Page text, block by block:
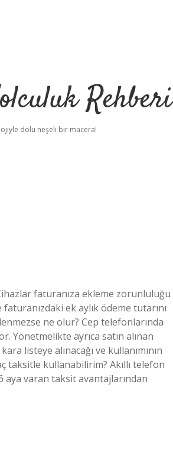
Rehberi
dolu neşeli bir macera!
faturanıza ekleme zorunluluğu
ek aylık ödeme tutarını
ne olur? Cep telefonlarında
Yönetmelikte ayrıca satın alınan
listeye alınacağı ve kullanımının
taksitle kullanabilirim? Akıllı telefon
aya varan taksit avantajlarından